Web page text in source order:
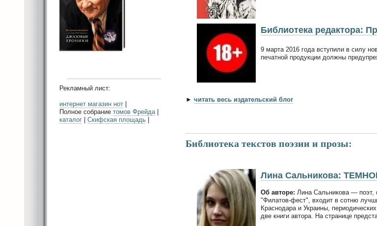
Библиотека редактора:
9 марта 2016 года вступили в силу
печатной продукции должны
► читать весь издательский блог
Библиотека текстов поэзии и прозы:
Лина Сальникова:
Об авторе: Лина Сальникова — поэт,
"Филатов-фест", входит в сотню
Краснодара и Украины,
две книги автора. На странице
Рекламный лист:
интернет магазин нот
Полное собрание томов Фрейда|
каталог
Скифская площадь